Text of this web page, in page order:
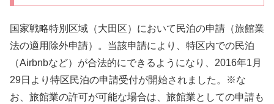
国家戦略特別区域（大田区）において民泊の申請（旅館業
法の適用除外申請）。当該申請により、特区内での民泊
（Airbnbなど）が合法的にできるようになり、2016年1月
29日より特区民泊の申請受付が開始されました。※な
お、旅館業の許可が可能な場合は、旅館業としての申請も